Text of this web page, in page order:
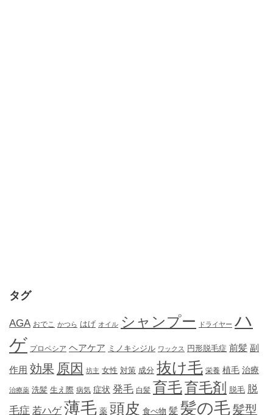
タグ
AGA おでこ かつら はげ オイル シャンプー ドライヤー ハ
ゲ プロペシア ヘアケア ミノキシジル ワックス 円形脱毛症 前髪 副
作用 効果 原因 坊主 女性 対策 成分 抜け毛 栄養 植毛 治療
治療薬 洗髪 生え際 病気 症状 発毛 白髪 育毛育毛剤 脱毛 脱
毛症 若ハゲ 薄毛 薬 頭皮 食べ物 髪 髪の毛髪型